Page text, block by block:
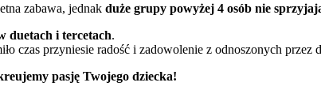
zabawa, jednak duże grupy powyżej 4 osób nie
duetach i tercetach.
czas przyniesie radość i zadowolenie z odnoszonych przez
pasję Twojego dziecka!